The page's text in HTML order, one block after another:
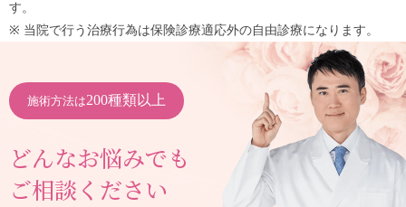
す。
※ 当院で行う治療行為は保険診療適応外の自由診療になります。
施術方法は200種類以上
どんなお悩みでも
ご相談ください